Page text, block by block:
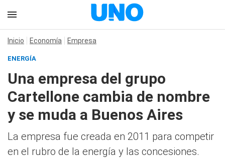
Inicio Economía Empresa
ENERGÍA
Una empresa del grupo
Cartellone cambia de nombre
y se muda a Buenos Aires
La empresa fue creada en 2011 para competir
en el rubro de la energía y las concesiones.